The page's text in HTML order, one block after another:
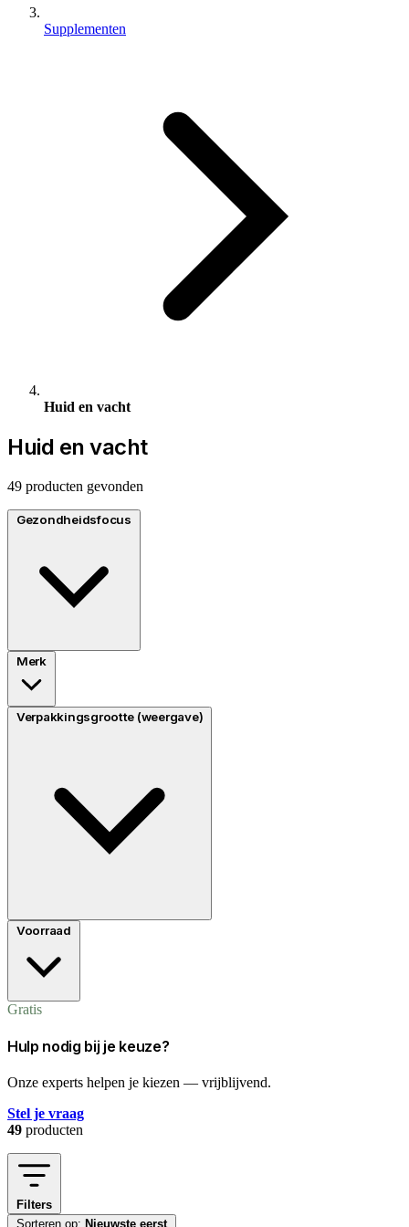
Supplementen
Huid en vacht
Huid en vacht
49 producten gevonden
Gezondheidsfocus
Merk
Verpakkingsgrootte (weergave)
Voorraad
Gratis
Hulp nodig bij je keuze?
Onze experts helpen je kiezen — vrijblijvend.
Stel je vraag
49 producten
Filters
Sorteren op: Nieuwste eerst